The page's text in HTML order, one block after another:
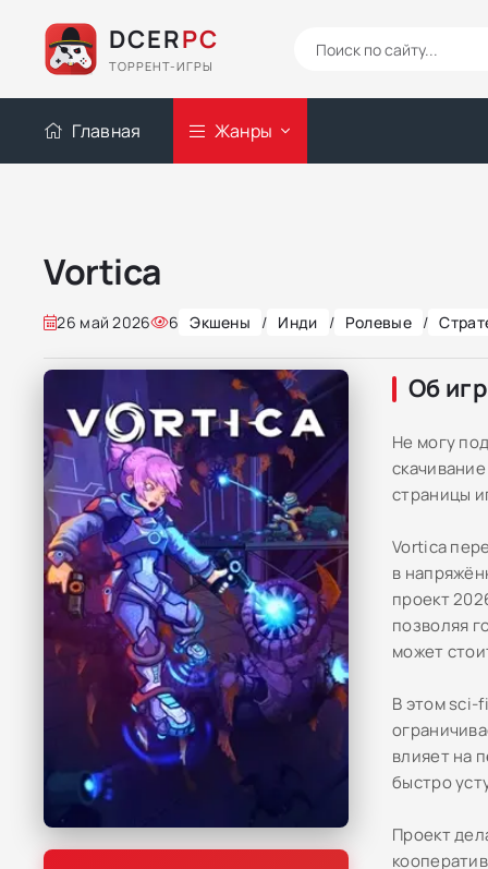
DCERPC
ТОРРЕНТ-ИГРЫ
Главная Жанры
Vortica
26 май 2026 6 Экшены / Инди / Ролевые /
Об
Не могу
страницы
Vortica
в
проект
позволяя
может
В этом sci-
влияет на
быстро
Проект